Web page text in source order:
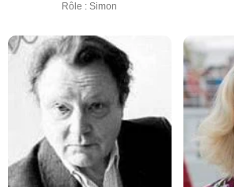
Rôle : Simon